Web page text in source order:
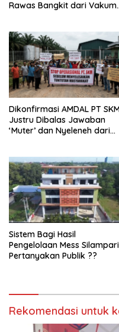
Rawas Bangkit dari Vakum
Dikonfirmasi AMDAL PT
Justru Dibalas Jawaban
‘Muter’ dan Nyeleneh dari
Sistem Bagi Hasil
Pengelolaan Mess Silampari
Pertanyakan Publik ??
Rekomendasi untuk